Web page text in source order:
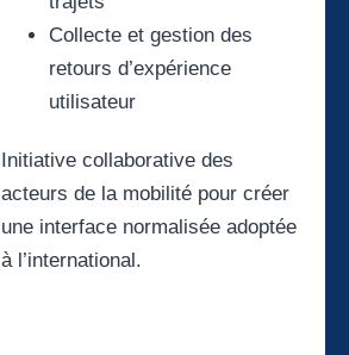
Collecte et gestion des
retours d’expérience
utilisateur
Initiative collaborative des
acteurs de la mobilité pour créer
une interface normalisée adoptée
à l’international.